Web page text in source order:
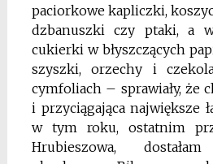
paciorkowe kapliczki,
dzbanuszki czy ptaki, a
cukierki w błyszczących
szyszki, orzechy i
cymfoliach – sprawiały, że
i przyciągająca największe
w tym roku, ostatnim
Hrubieszowa,